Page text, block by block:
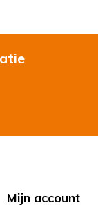
Mijn account